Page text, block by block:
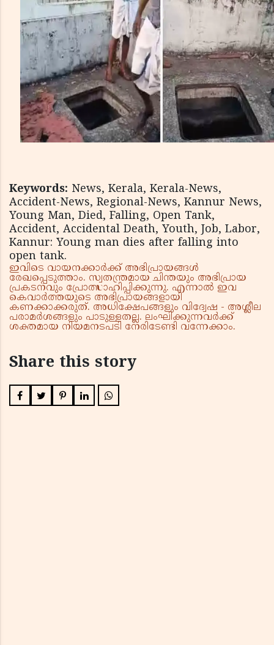
Keywords: News, Kerala, Kerala-News,
Accident-News, Regional-News, Kannur News,
Young Man, Died, Falling, Open Tank,
Accident, Accidental Death, Youth, Job, Labor,
Kannur: Young man dies after falling into
open tank.
ഇവിടെ വായനക്കാർക്ക് അഭിപ്രായങ്ങൾ
രേഖപ്പെടുത്താം. സ്വതന്ത്രമായ ചിന്തയും അഭിപ്രായ
പ്രകടനവും പ്രോത്സാഹിപ്പിക്കുന്നു. എന്നാൽ ഇവ
കെവാർത്തയുടെ അഭിപ്രായങ്ങളായി
കണക്കാക്കരുത്. അധിക്ഷേപങ്ങളും വിദ്വേഷ - അശ്ലീല
പരാമർശങ്ങളും പാടുള്ളതല്ല. ലംഘിക്കുന്നവർക്ക്
ശക്തമായ നിയമനടപടി നേരിടേണ്ടി വന്നേക്കാം.
Share this story